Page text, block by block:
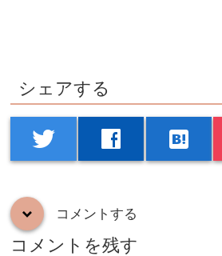
シェアする
twitter facebook hatenabookmark
down コメントする
コメントを残す